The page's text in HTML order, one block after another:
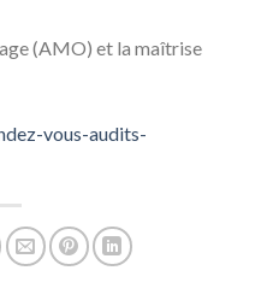
(AMO) et la maîtrise
vous-audits-